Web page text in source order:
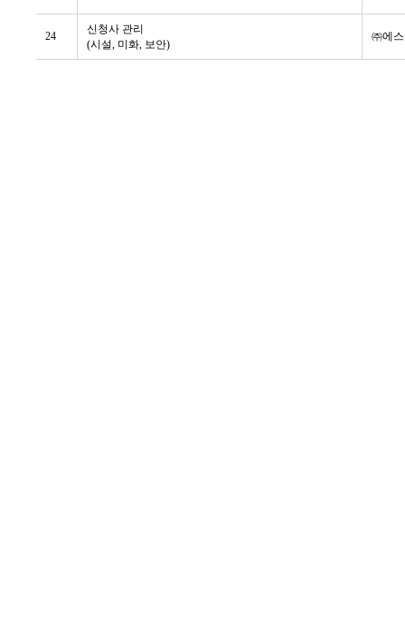
24
신청사 관리
(시설, 미화, 보안)
㈜에